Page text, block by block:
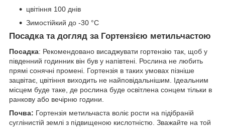
цвітіння 100 днів
Зимостійкий до -30 °C
Посадка та догляд за Гортензією метильчастою
Посадка: Рекомендовано висаджувати гортензію так, щоб у
південний годинник він був у напівтені. Рослина не любить
прямі сонячні промені. Гортензія в таких умовах пізніше
зацвітає, цвітіння виходить не найповідальнішим. Ідеальним
місцем буде таке, де рослина буде освітлена сонцем тільки в
ранкову або вечірню години.
Почва: Гортензія метильчаста воліє рости на підібраній
суглінистій землі з підвищеною кислотністю. Зважайте на той